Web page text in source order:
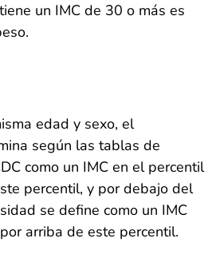
un IMC de 30 o más es
edad y sexo, el
según las tablas de
como un IMC en el percentil
percentil, y por debajo del
se define como un IMC
arriba de este percentil.